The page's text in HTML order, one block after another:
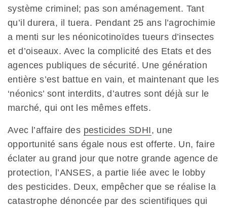
système criminel; pas son aménagement. Tant
qu’il durera, il tuera. Pendant 25 ans l’agrochimie
a menti sur les néonicotinoïdes tueurs d’insectes
et d’oiseaux. Avec la complicité des Etats et des
agences publiques de sécurité. Une génération
entière s’est battue en vain, et maintenant que les
‘néonics’ sont interdits, d’autres sont déjà sur le
marché, qui ont les mêmes effets.
Avec l’affaire des pesticides SDHI, une
opportunité sans égale nous est offerte. Un, faire
éclater au grand jour que notre grande agence de
protection, l’ANSES, a partie liée avec le lobby
des pesticides. Deux, empêcher que se réalise la
catastrophe dénoncée par des scientifiques qui